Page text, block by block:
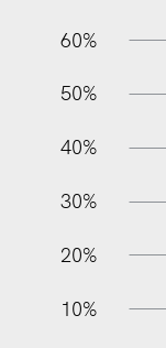
100%
60%
50%
40%
30%
20%
10%